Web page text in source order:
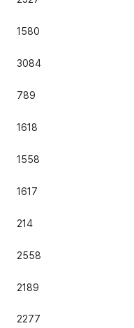
1580
3084
789
1618
1558
1617
214
2558
2189
2277